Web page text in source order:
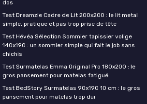
dos
Test Dreamzie Cadre de Lit 200x200 : le lit metal
simple, pratique et pas trop prise de tête
Test Hévéa Sélection Sommier tapissier volige
140x190 : un sommier simple qui fait le job sans
chichis
Test Surmatelas Emma Original Pro 180x200 : le
gros pansement pour matelas fatigué
Test BedStory Surmatelas 90x190 10 cm : le gros
pansement pour matelas trop dur